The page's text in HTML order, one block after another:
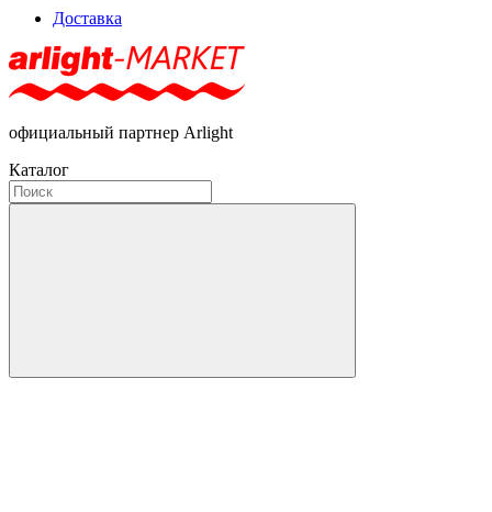
Доставка
официальный партнер Arlight
Каталог